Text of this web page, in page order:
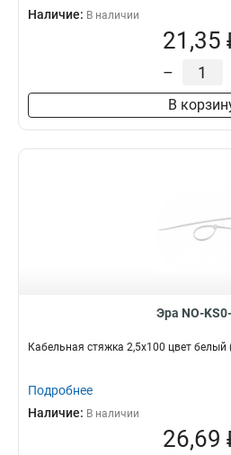
Наличие: В наличии
21,35
–
В
Эра NO-
Кабельная стяжка 2,5х100 цвет
Подробнее
Наличие: В наличии
26,69